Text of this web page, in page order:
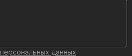
персональных данных